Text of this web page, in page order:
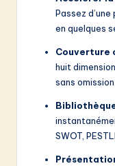
Passez
en quelques
Couverture
huit
sans omission.
SWOT,